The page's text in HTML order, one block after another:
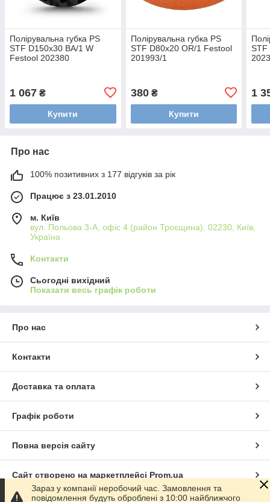
Полірувальна губка PS
STF D150x30 BA/1 W
Festool 202380
1 067 ₴
Купити
Полірувальна губка PS
STF D80x20 OR/1 Festool
201993/1
380₴
Купити
STF
1
Про нас
100% позитивних з 177 відгуків за рік
Працює з 23.01.2010
м. Київ
вул. Польова 3-А, офіс 4 (район Троєщина), 02230, Київ,
Україна
Контакти
Сьогодні вихідний
Показати весь графік роботи
Про нас
Контакти
Доставка та оплата
Графік роботи
Повна версія сайту
Сайт створено на маркетплейсі Prom.ua
Зараз у компанії неробочий час. Замовлення та
повідомлення будуть оброблені з 10:00 найближчого